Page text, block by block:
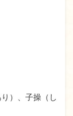
）、子操（し